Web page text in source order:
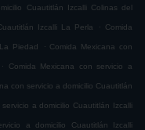
Cuautitlán Izcalli Colinas del
Izcalli La Perla . Comida
Piedad . Comida Mexicana con
. Comida Mexicana con servicio a
con servicio a domicilio Cuautitlán
a domicilio Cuautitlán Izcalli
a domicilio Cuautitlán Izcalli